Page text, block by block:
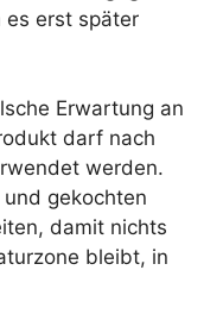
es erst später
Erwartung an
darf nach
werden.
gekochten
damit nichts
bleibt, in